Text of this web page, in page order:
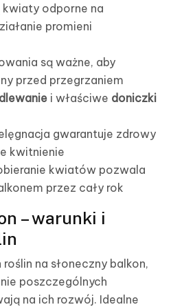
kwiaty odporne na
promieni
są ważne, aby
przed przegrzaniem
i właściwe doniczki
gwarantuje zdrowy
kwitnienie
kwiatów pozwala
przez cały rok
– warunki i
na słoneczny balkon,
poszczególnych
na ich rozwój. Idealne